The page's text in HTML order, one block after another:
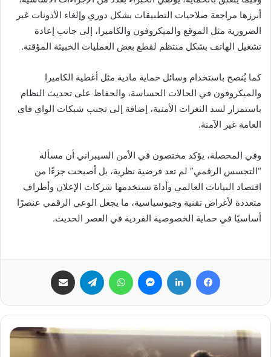
أبرزها مراجعة صلاحيات التطبيقات بشكل دوري وإلغاء الأذونات غير
الضرورية مثل الموقع والميكروفون والكاميرا، إلى جانب إعادة
تشغيل الهاتف بشكل منتظم لقطع بعض العمليات الخبيثة المؤقتة.
كما يُنصح باستخدام وسائل حماية مادية مثل أغطية الكاميرا
والميكروفون في الحالات الحساسة، والحفاظ على تحديث النظام
باستمرار لسد الثغرات الأمنية، إضافة إلى تجنب شبكات الواي فاي
العامة غير الآمنة.
وفي المحصلة، يؤكد مختصون في الأمن السيبراني أن مسألة
“التجسس الرقمي” لم تعد فرضية نظرية، بل أصبحت جزءًا من
اقتصاد البيانات العالمي وأداة تستخدمها شركات الإعلان وأطراف
متعددة لأغراض تقنية وجيوسياسية، ما يجعل الوعي الرقمي عنصرًا
أساسيًا في حماية الخصوصية الفردية في العصر الحديث.
فيسبوك لينكدإن ماسنجر واتساب تيلقرام